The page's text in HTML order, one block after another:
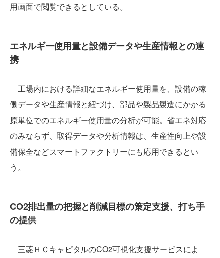
用画面で閲覧できるとしている。
エネルギー使用量と設備データや生産情報との連
携
工場内における詳細なエネルギー使用量を、設備の稼
働データや生産情報と紐づけ、部品や製品製造にかかる
原単位でのエネルギー使用量の分析が可能。省エネ対応
のみならず、取得データや分析情報は、生産性向上や設
備保全などスマートファクトリーにも応用できるとい
う。
CO2排出量の把握と削減目標の策定支援、打ち手
の提供
三菱ＨＣキャピタルのCO2可視化支援サービスによ